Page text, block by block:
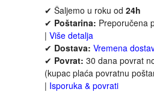
INTERNET I
ISTORIJSKI
KLASICI
✔ Šaljemo u roku od 24h
✔ Poštarina: Preporučena
| Više detalja
✔ Dostava: Vremena
✔ Povrat: 30 dana povrat
(kupac plaća povratnu
| Isporuka & povrati